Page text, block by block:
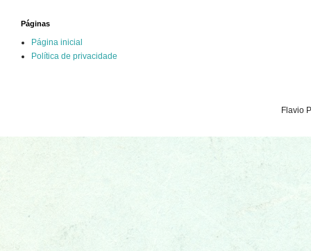
Páginas
Página inicial
Política de privacidade
Flavio